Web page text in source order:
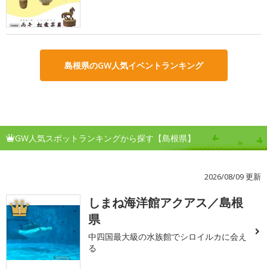
島根県のGW人気イベントランキング
GW人気スポットランキングから探す【島根県】
2026/08/09 更新
1
しまね海洋館アクアス／島根
県
中四国最大級の水族館でシロイルカに会え
る